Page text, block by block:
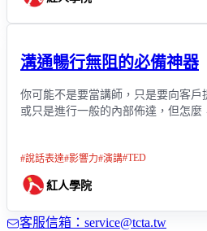
溝通暢行無阻的必備神器
你可能不是要當講師，只是要向客戶
或只是進行一般的內部佈達，但怎麼
#說話表達#影響力#演講#TED
紅人學院
客服信箱：service@tcta.tw